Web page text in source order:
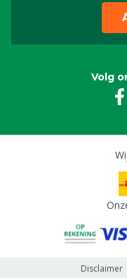
Volg
Disclaimer